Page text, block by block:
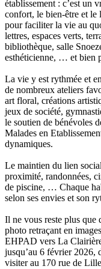
établissement : c’est un
confort, le bien-être et le
pour faciliter la vie au
lettres, espaces verts,
bibliothèque, salle
esthéticienne, … et bien
La vie y est rythmée et
de nombreux ateliers
art floral, créations
jeux de société,
le soutien de bénévoles
Malades en
dynamiques.
Le maintien du lien
proximité, randonnées,
de piscine, … Chaque
selon ses envies et son
Il ne vous reste plus
photo retraçant en
EHPAD vers La
jusqu’au 6 février 2026,
visiter au 170 rue de